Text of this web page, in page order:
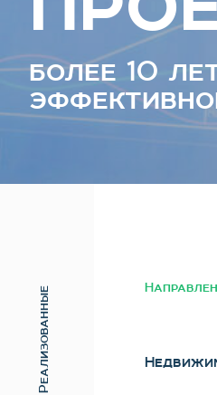
более 10
Реализованные